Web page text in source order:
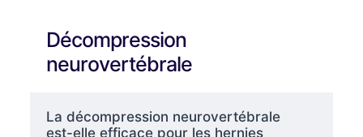
Décompression
neurovertébrale
La décompression neurovertébrale
est-elle efficace pour les hernies